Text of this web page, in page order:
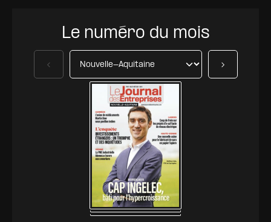
Le numéro du mois
Précédent Suivant